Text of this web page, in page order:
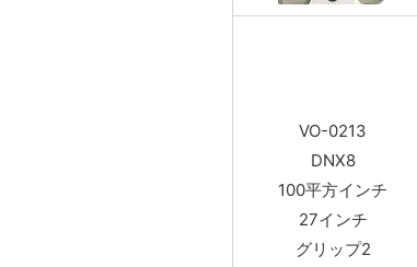
VO-0213
DNX8
100平方インチ
27インチ
グリップ2